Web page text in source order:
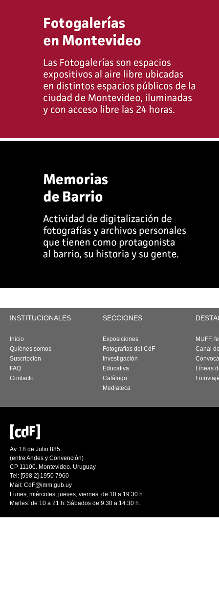
INSTITUCIONALES SECCIONES
Inicio
Quiénes somos
Suscripción
FAQ
Contacto
Exposiciones
Fotografías del CdF
Investigación
Educativa
Catálogo
Mediateca
MUFF,
Canal
Líneas
Av. 18 de Julio 885
(entre Andes y Convención)
CP 11100. Montevideo. Uruguay
Tel: [598 2] 1950 7960
Mail: CdF@imm.gub.uy
Lunes, miércoles, jueves, viernes: de 10 a 19.30 h.
Martes: de 10 a 21 h. Sábados de 9.30 a 14.30 h.